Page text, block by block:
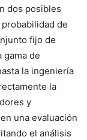
dos posibles
de
fijo de
gama de
la ingeniería
la
y
una evaluación
el análisis